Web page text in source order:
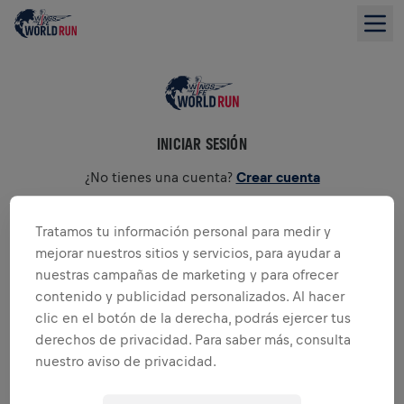
INICIAR SESIÓN
¿No tienes una cuenta? Crear cuenta
Email
Contraseña
INICIAR SESIÓN
Tratamos tu información personal para medir y
mejorar nuestros sitios y servicios, para ayudar a
nuestras campañas de marketing y para ofrecer
contenido y publicidad personalizados. Al hacer
clic en el botón de la derecha, podrás ejercer tus
derechos de privacidad. Para saber más, consulta
nuestro aviso de privacidad.